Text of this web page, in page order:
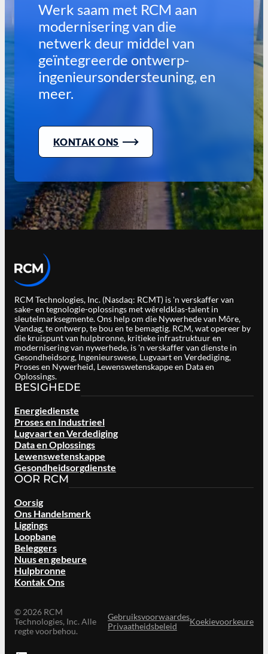
Werk saam met RCM aan
modernisering van die
netwerk deur middel van
geïntegreerde ontwerp-
ingenieursondersteuning, en
meer.
KONTAK ONS
RCM Technologies, Inc. (Nasdaq: RCMT) is 'n verskaffer van
sake- en tegnologie-oplossings met wêreldklas-talent in
sleutelmarksegmente. Ons help om die Nywerhede van Môre,
Vandag, te ontwerp, te bou en te bemagtig. RCM, wat opereer by
die kruispunt van hulpbronne, kritieke infrastruktuur en
modernisering van nywerhede, is 'n verskaffer van dienste in
Gesondheidsorg, Ingenieurswese, Lugvaart en Verdediging,
Proses en Nywerheid, Lewenswetenskappe en Data en
Oplossings.
BESIGHEDE
Energiedienste
Proses en Industrieel
Lugvaart en Verdediging
Data en Oplossings
Lewenswetenskappe
Gesondheidsorgdienste
OOR RCM
Oorsig
Ons Handelsmerk
Liggings
Loopbane
Beleggers
Nuus en gebeure
Hulpbronne
Kontak Ons
© 2026 RCM
Technologies, Inc. Alle
regte voorbehou.
Gebruiksvoorwaardes
Privaatheidsbeleid
Koekievoorkeure